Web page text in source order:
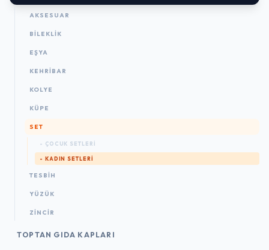
AKSESUAR
BILEKLIK
EŞYA
KEHRIBAR
KOLYE
KÜPE
SET
- ÇOCUK SETLERI
- KADIN SETLERI
TESBIH
YÜZÜK
ZINCIR
TOPTAN GIDA KAPLARI